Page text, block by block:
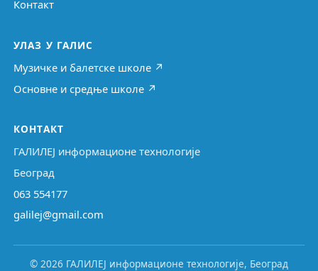
Контакт
УЛАЗ У ГАЛИС
Музичке и балетске школе ↗
Основне и средње школе ↗
КОНТАКТ
ГАЛИЛЕЈ информационе технологије
Београд
063 554177
galilej@gmail.com
© 2026 ГАЛИЛЕЈ информационе технологије, Београд